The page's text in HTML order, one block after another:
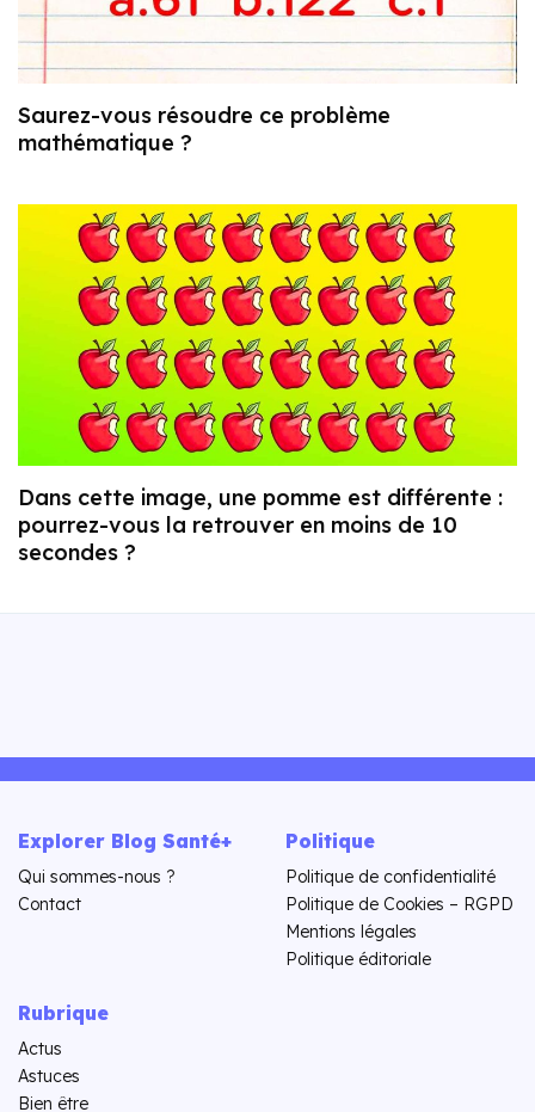
Saurez-vous résoudre ce problème
mathématique ?
Dans cette image, une pomme est différente :
pourrez-vous la retrouver en moins de 10
secondes ?
Explorer Blog Santé+
Qui sommes-nous ?
Contact
Politique
Politique de confidentialité
Politique de Cookies – RGPD
Mentions légales
Politique éditoriale
Rubrique
Actus
Astuces
Bien être